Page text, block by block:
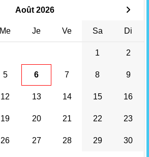
Août 2026
Me Je Ve Sa Di
1 2
5 6 7 8 9
12 13 14 15 16
19 20 21 22 23
26 27 28 29 30